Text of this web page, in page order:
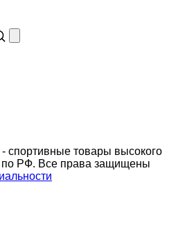
спортивные товары высокого
по РФ. Все права защищены